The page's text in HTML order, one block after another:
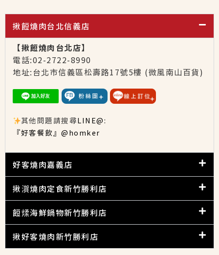
揪餖燒肉台北信義店
【揪餖燒肉台北店】
電話:02-2722-8990
地址:台北市信義區松壽路17號5樓 (微風南山百貨)
其他問題請搜尋LINE@:
『好客餐飲』@homker
好客燒肉嘉義店
揪㵑燒肉定食新竹勝利店
餖煣海鮮鍋物新竹勝利店
揪好客燒肉新竹勝利店